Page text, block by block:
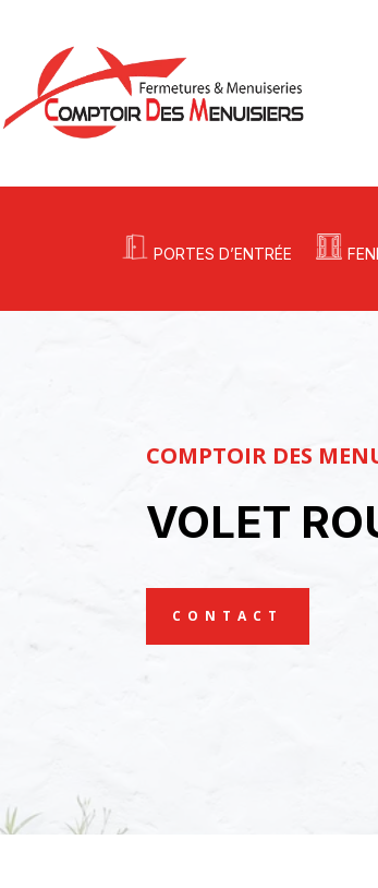
PORTES D’ENTRÉE
COMPTOIR DES
VOLET
CONTACT